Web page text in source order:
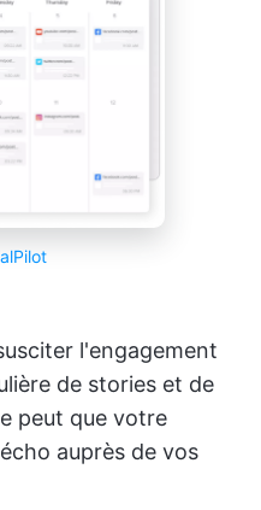
l'engagement
de stories et de
peut que votre
auprès de vos